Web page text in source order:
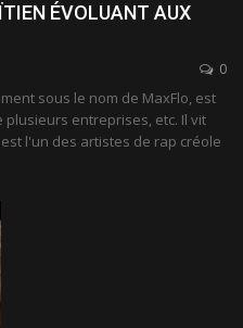
ÉVOLUANT AUX
0
sous le nom de MaxFlo, est
entreprises, etc. Il vit
l'un des artistes de rap créole